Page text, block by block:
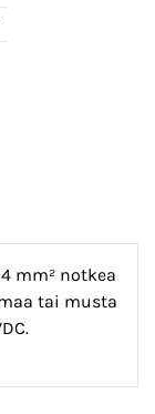
mm² notkea
tai musta